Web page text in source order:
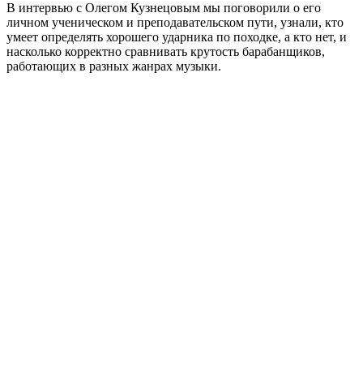
В интервью с Олегом Кузнецовым мы поговорили о его
личном ученическом и преподавательском пути, узнали, кто
умеет определять хорошего ударника по походке, а кто нет, и
насколько корректно сравнивать крутость барабанщиков,
работающих в разных жанрах музыки.